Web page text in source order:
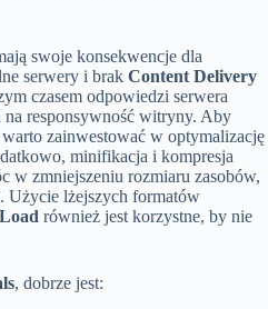
swoje konsekwencje dla
serwery i brak Content Delivery
czasem odpowiedzi serwera
responsywność witryny. Aby
zainwestować w optymalizację
minifikacja i kompresja
w zmniejszeniu rozmiaru zasobów,
Użycie lżejszych formatów
również jest korzystne, by nie
, dobrze jest: